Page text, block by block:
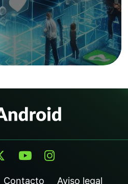
Contacto Aviso legal